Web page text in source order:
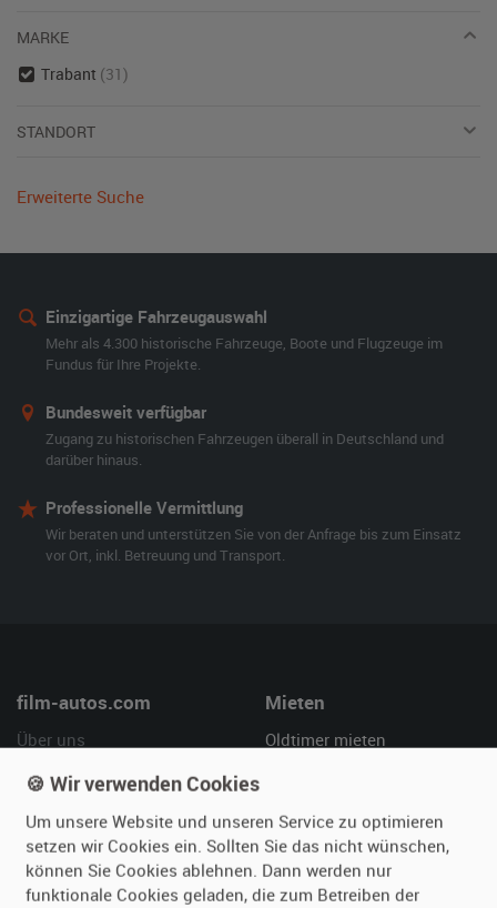
MARKE
Trabant (31)
STANDORT
Erweiterte Suche
Einzigartige Fahrzeugauswahl
Mehr als 4.300 historische Fahrzeuge, Boote und Flugzeuge im
Fundus für Ihre Projekte.
Bundesweit verfügbar
Zugang zu historischen Fahrzeugen überall in Deutschland und
darüber hinaus.
Professionelle Vermittlung
Wir beraten und unterstützen Sie von der Anfrage bis zum Einsatz
vor Ort, inkl. Betreuung und Transport.
film-autos.com
Über uns
Leistungen
Kundenmeinungen
Mieten
Oldtimer mieten
Service
Vermieten Hilfe
🍪 Wir verwenden Cookies
Um unsere Website und unseren Service zu optimieren
setzen wir Cookies ein. Sollten Sie das nicht wünschen,
können Sie Cookies ablehnen. Dann werden nur
funktionale Cookies geladen, die zum Betreiben der